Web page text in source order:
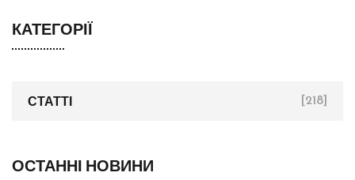
КАТЕГОРІЇ
СТАТТІ [218]
ОСТАННІ НОВИНИ